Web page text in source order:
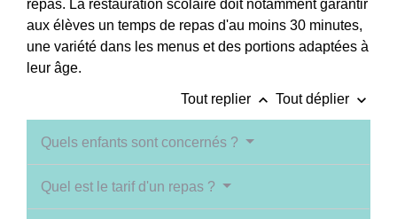
repas. La restauration scolaire doit notamment garantir
aux élèves un temps de repas d'au moins 30 minutes,
une variété dans les menus et des portions adaptées à
leur âge.
Tout replier keyboard_arrow_up Tout déplier keyboard_arrow_down
Quels enfants sont concernés ?
Quel est le tarif d'un repas ?